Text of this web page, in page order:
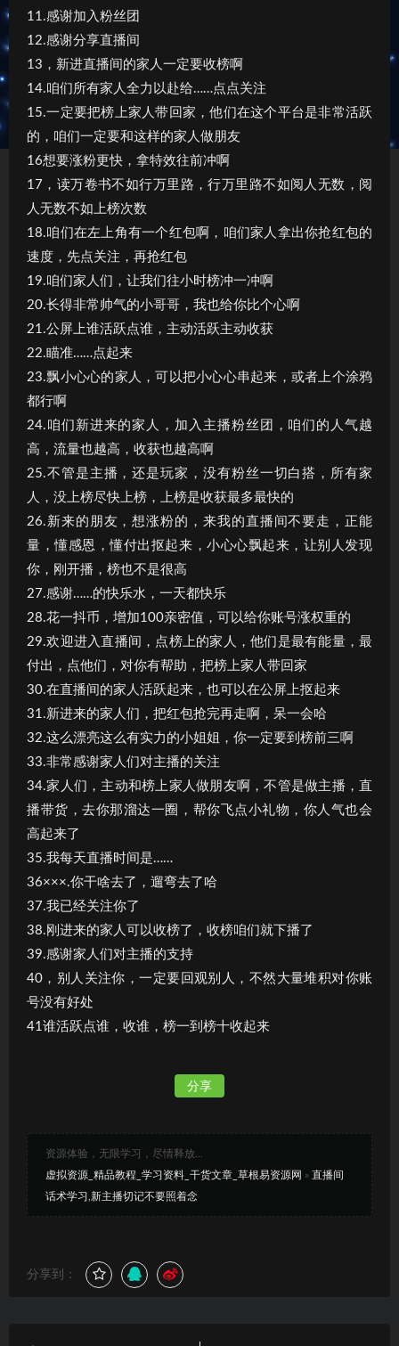
11.感谢加入粉丝团
12.感谢分享直播间
13，新进直播间的家人一定要收榜啊
14.咱们所有家人全力以赴给……点点关注
15.一定要把榜上家人带回家，他们在这个平台是非常活跃
的，咱们一定要和这样的家人做朋友
16想要涨粉更快，拿特效往前冲啊
17，读万卷书不如行万里路，行万里路不如阅人无数，阅
人无数不如上榜次数
18.咱们在左上角有一个红包啊，咱们家人拿出你抢红包的
速度，先点关注，再抢红包
19.咱们家人们，让我们往小时榜冲一冲啊
20.长得非常帅气的小哥哥，我也给你比个心啊
21.公屏上谁活跃点谁，主动活跃主动收获
22.瞄准……点起来
23.飘小心心的家人，可以把小心心串起来，或者上个涂鸦
都行啊
24.咱们新进来的家人，加入主播粉丝团，咱们的人气越
高，流量也越高，收获也越高啊
25.不管是主播，还是玩家，没有粉丝一切白搭，所有家
人，没上榜尽快上榜，上榜是收获最多最快的
26.新来的朋友，想涨粉的，来我的直播间不要走，正能
量，懂感恩，懂付出抠起来，小心心飘起来，让别人发现
你，刚开播，榜也不是很高
27.感谢……的快乐水，一天都快乐
28.花一抖币，增加100亲密值，可以给你账号涨权重的
29.欢迎进入直播间，点榜上的家人，他们是最有能量，最
付出，点他们，对你有帮助，把榜上家人带回家
30.在直播间的家人活跃起来，也可以在公屏上抠起来
31.新进来的家人们，把红包抢完再走啊，呆一会哈
32.这么漂亮这么有实力的小姐姐，你一定要到榜前三啊
33.非常感谢家人们对主播的关注
34.家人们，主动和榜上家人做朋友啊，不管是做主播，直
播带货，去你那溜达一圈，帮你飞点小礼物，你人气也会
高起来了
35.我每天直播时间是……
36×××.你干啥去了，遛弯去了哈
37.我已经关注你了
38.刚进来的家人可以收榜了，收榜咱们就下播了
39.感谢家人们对主播的支持
40，别人关注你，一定要回观别人，不然大量堆积对你账
号没有好处
41谁活跃点谁，收谁，榜一到榜十收起来
分享
资源体验，无限学习，尽情释放...
虚拟资源_精品教程_学习资料_干货文章_草根易资源网 » 直播间
话术学习,新主播切记不要照着念
分享到：